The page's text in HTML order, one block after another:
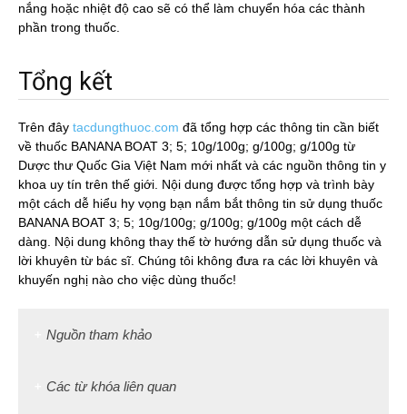
nắng hoặc nhiệt độ cao sẽ có thể làm chuyển hóa các thành
phần trong thuốc.
Tổng kết
Trên đây tacdungthuoc.com đã tổng hợp các thông tin cần biết
về thuốc BANANA BOAT 3; 5; 10g/100g; g/100g; g/100g từ
Dược thư Quốc Gia Việt Nam mới nhất và các nguồn thông tin y
khoa uy tín trên thế giới. Nội dung được tổng hợp và trình bày
một cách dễ hiểu hy vọng bạn nắm bắt thông tin sử dụng thuốc
BANANA BOAT 3; 5; 10g/100g; g/100g; g/100g một cách dễ
dàng. Nội dung không thay thế tờ hướng dẫn sử dụng thuốc và
lời khuyên từ bác sĩ. Chúng tôi không đưa ra các lời khuyên và
khuyến nghị nào cho việc dùng thuốc!
Nguồn tham khảo
Các từ khóa liên quan